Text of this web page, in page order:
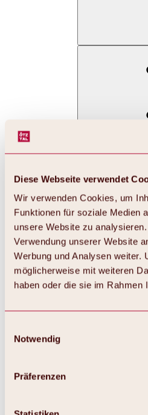
Diese Webseite verwendet
Wir verwenden Cookies, um
Funktionen für soziale Medien
unsere Website zu
Verwendung unserer Website
Werbung und Analysen weiter.
möglicherweise mit weiteren
haben oder die sie im
Notwendig
Präferenzen